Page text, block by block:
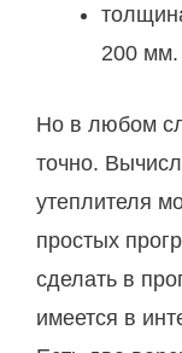
200 мм.
Но в любом
точно.
утеплителя
простых
сделать в
имеется в